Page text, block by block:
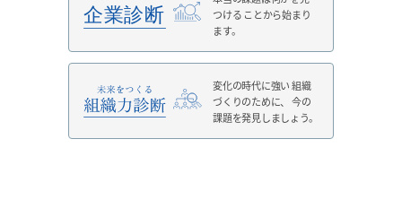
つける ことから始まり
ます。
変化の時代に強い組織
づくりのために、
今の
課題を発見しましょう。